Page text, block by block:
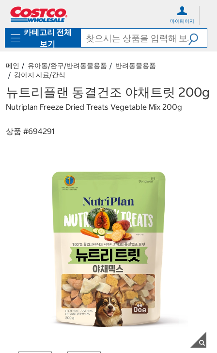
로
기
가
마이페이지
카테고리 전체
보기
메인 유아동/완구/반려동물용품
반려동물용품
강아지 사료/간식
뉴트리플랜 동결건조 야채트릿 200g
Nutriplan Freeze Dried Treats Vegetable Mix 200g
상품 #694291